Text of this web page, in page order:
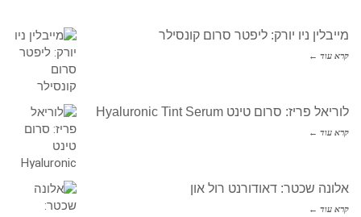
מייבלין ניו יורק: ליפטר סרום קונסילר
קרא עוד ←
לוריאל פריז: סרום טינט Hyaluronic Tint Serum
קרא עוד ←
אלונה שכטר: דאודורנט רול און
קרא עוד ←